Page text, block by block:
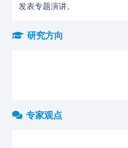
发表专题演讲。
研究方向
专家观点